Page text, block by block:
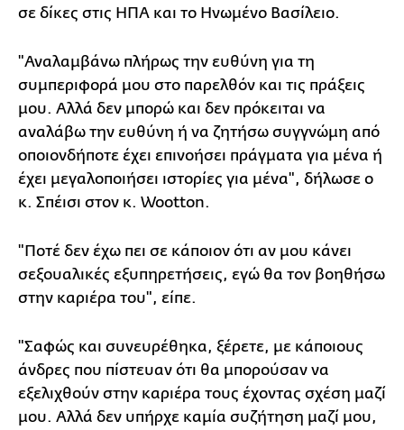
σε δίκες στις ΗΠΑ και το Ηνωμένο Βασίλειο.
"Αναλαμβάνω πλήρως την ευθύνη για τη
συμπεριφορά μου στο παρελθόν και τις πράξεις
μου. Αλλά δεν μπορώ και δεν πρόκειται να
αναλάβω την ευθύνη ή να ζητήσω συγγνώμη από
οποιονδήποτε έχει επινοήσει πράγματα για μένα ή
έχει μεγαλοποιήσει ιστορίες για μένα", δήλωσε ο
κ. Σπέισι στον κ. Wootton.
"Ποτέ δεν έχω πει σε κάποιον ότι αν μου κάνει
σεξουαλικές εξυπηρετήσεις, εγώ θα τον βοηθήσω
στην καριέρα του", είπε.
"Σαφώς και συνευρέθηκα, ξέρετε, με κάποιους
άνδρες που πίστευαν ότι θα μπορούσαν να
εξελιχθούν στην καριέρα τους έχοντας σχέση μαζί
μου. Αλλά δεν υπήρχε καμία συζήτηση μαζί μου,